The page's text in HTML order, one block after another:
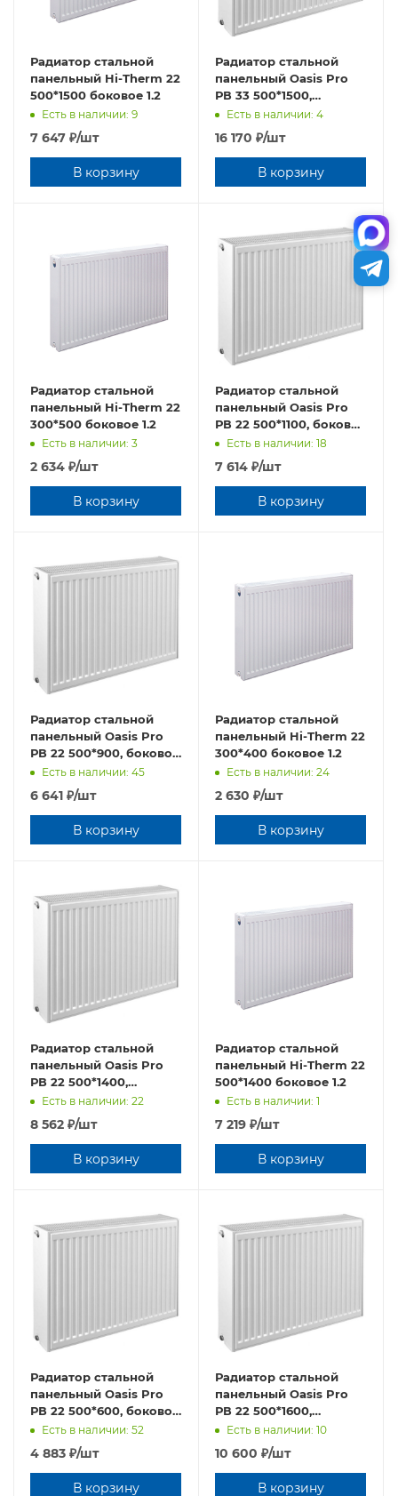
Радиатор стальной
панельный Hi-Therm 22
500*1500 боковое 1.2
Есть в наличии: 9
7 647 ₽/шт
В корзину
Радиатор стальной
панельный Oasis Pro
РВ 33 500*1500,
боковое подключение,
Есть в наличии: 4
16 170 ₽/шт
В корзину
Радиатор стальной
панельный Hi-Therm 22
300*500 боковое 1.2
Есть в наличии: 3
2 634 ₽/шт
В корзину
Радиатор стальной
панельный Oasis Pro
РВ 22 500*1100, боковое
подключение
Есть в наличии: 18
7 614 ₽/шт
В корзину
Радиатор стальной
панельный Oasis Pro
РВ 22 500*900, боковое
подключение
Есть в наличии: 45
6 641 ₽/шт
В корзину
Радиатор стальной
панельный Hi-Therm 22
300*400 боковое 1.2
Есть в наличии: 24
2 630 ₽/шт
В корзину
Радиатор стальной
панельный Oasis Pro
РВ 22 500*1400,
боковое подключение
Есть в наличии: 22
8 562 ₽/шт
В корзину
Радиатор стальной
панельный Hi-Therm 22
500*1400 боковое 1.2
Есть в наличии: 1
7 219 ₽/шт
В корзину
Радиатор стальной
панельный Oasis Pro
РВ 22 500*600, боковое
подключение
Есть в наличии: 52
4 883 ₽/шт
В корзину
Радиатор стальной
панельный Oasis Pro
РВ 22 500*1600,
боковое подключение
Есть в наличии: 10
10 600 ₽/шт
В корзину